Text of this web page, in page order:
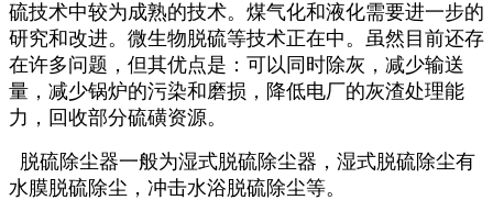
硫技术中较为成熟的技术。煤气化和液化需要进一步的
研究和改进。微生物脱硫等技术正在中。虽然目前还存
在许多问题，但其优点是：可以同时除灰，减少输送
量，减少锅炉的污染和磨损，降低电厂的灰渣处理能
力，回收部分硫磺资源。
脱硫除尘器一般为湿式脱硫除尘器，湿式脱硫除尘有
水膜脱硫除尘，冲击水浴脱硫除尘等。